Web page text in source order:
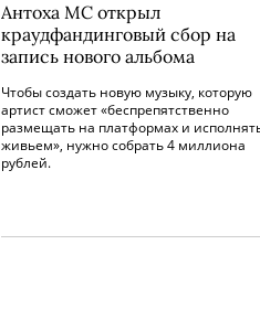
Антоха МС открыл
краудфандинговый сбор на
запись нового альбома
Чтобы создать новую музыку, которую
артист сможет «беспрепятственно
размещать на платформах и
живьем», нужно собрать 4 миллиона
рублей.